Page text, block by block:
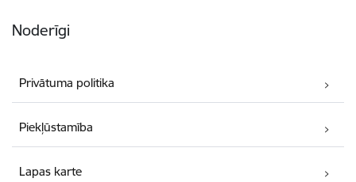
Noderīgi
Privātuma politika
Piekļūstamība
Lapas karte